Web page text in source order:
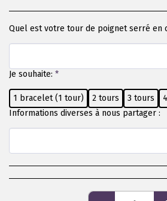
Quel est votre tour de poignet serré en
Je souhaite: *
1 bracelet (1 tour) 2 tours 3 tours
Informations diverses à nous partager :